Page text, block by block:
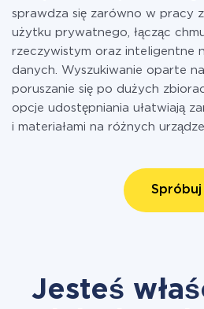
sprawdza się zarówno w pracy
użytku prywatnego, łącząc
rzeczywistym oraz inteligentne
danych. Wyszukiwanie oparte
poruszanie się po dużych
opcje udostępniania ułatwiają
i materiałami na różnych
Spróbuj
Jesteś